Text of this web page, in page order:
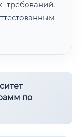
требований,
по